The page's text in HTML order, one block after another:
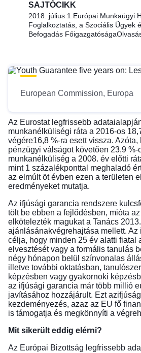
SAJTÓCIKK
2018. július 1.Európai Munkaügyi
Foglalkoztatás, a Szociális Ügyek
Befogadás Főigazgatósága
European Commission, Europa
Az Eurostat legfrissebb adatai
munkanélküliségi ráta a 2016-os
végére16,8 %-ra esett vissza. Azóta,
pénzügyi válságot követően 23,9 %-
munkanélküliség a 2008. év előtti
mint 1 százalékponttal meghaladó
az elmúlt öt évben ezen a területen
eredményeket mutatja.
Az ifjúsági garancia rendszere
tölt be ebben a fejlődésben, mióta
elkötelezték magukat a Tanács
ajánlásánakvégrehajtása mellett.
célja, hogy minden 25 év alatti fiatal
elvesztését vagy a formális tanulás
négy hónapon belül színvonalas
illetve további oktatásban,
képzésben vagy gyakornoki
az ifjúsági garancia már több millió
javításához hozzájárult. Ezt az
kezdeményezés, azaz az EU fő
is támogatja és megkönnyíti a
Mit sikerült eddig elérni?
Az Európai Bizottság legfrissebb